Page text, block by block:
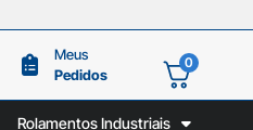
Meus
Pedidos
0
Rolamentos Industriais